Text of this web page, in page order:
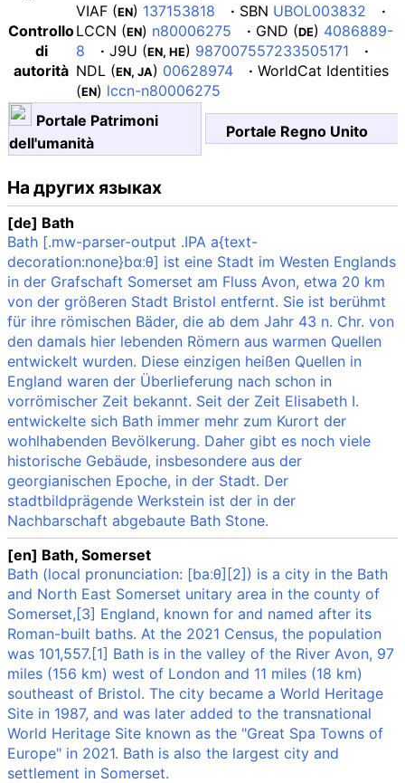
Controllo
di
autorità
VIAF (EN) 137153818 · SBN UBOL003832
·
LCCN (EN) n80006275 · GND (DE) 4086889-
8
· J9U (EN, HE) 987007557233505171
·
NDL (EN, JA) 00628974 · WorldCat Identities
(EN) lccn-n80006275
Portale Patrimoni
dell'umanità
Portale Regno Unito
На других языках
[de] Bath
Bath [.mw-parser-output .IPA a{text-
decoration:none}bɑːθ] ist eine Stadt im Westen Englands
in der Grafschaft Somerset am Fluss Avon, etwa 20 km
von der größeren Stadt Bristol entfernt. Sie ist berühmt
für ihre römischen Bäder, die ab dem Jahr 43 n. Chr. von
den damals hier lebenden Römern aus warmen Quellen
entwickelt wurden. Diese einzigen heißen Quellen in
England waren der Überlieferung nach schon in
vorrömischer Zeit bekannt. Seit der Zeit Elisabeth I.
entwickelte sich Bath immer mehr zum Kurort der
wohlhabenden Bevölkerung. Daher gibt es noch viele
historische Gebäude, insbesondere aus der
georgianischen Epoche, in der Stadt. Der
stadtbildprägende Werkstein ist der in der
Nachbarschaft abgebaute Bath Stone.
[en] Bath, Somerset
Bath (local pronunciation: [baːθ][2]) is a city in the Bath
and North East Somerset unitary area in the county of
Somerset,[3] England, known for and named after its
Roman-built baths. At the 2021 Census, the population
was 101,557.[1] Bath is in the valley of the River Avon, 97
miles (156 km) west of London and 11 miles (18 km)
southeast of Bristol. The city became a World Heritage
Site in 1987, and was later added to the transnational
World Heritage Site known as the "Great Spa Towns of
Europe" in 2021. Bath is also the largest city and
settlement in Somerset.